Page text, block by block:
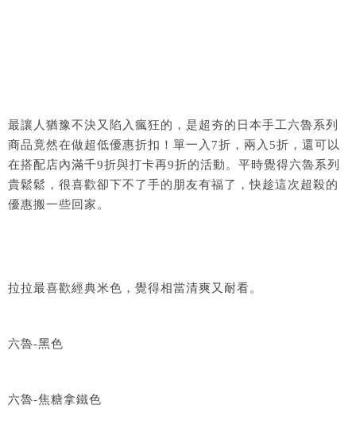
最讓人猶豫不決又陷入瘋狂的，是超夯的日本手工六魯系列
商品竟然在做超低優惠折扣！單一入7折，兩入5折，還可以
在搭配店內滿千9折與打卡再9折的活動。平時覺得六魯系列
貴鬆鬆，很喜歡卻下不了手的朋友有福了，快趁這次超殺的
優惠搬一些回家。
拉拉最喜歡經典米色，覺得相當清爽又耐看。
六魯-黑色
六魯-焦糖拿鐵色